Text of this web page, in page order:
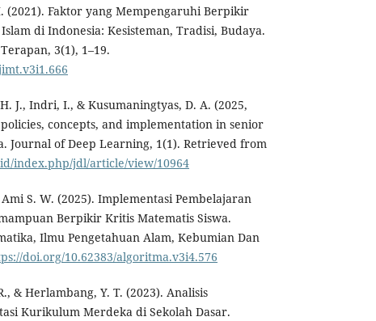
(2021). Faktor yang Mempengaruhi Berpikir
di Indonesia: Kesisteman, Tradisi, Budaya.
3(1), 1–19.
J., Indri, I., & Kusumaningtyas, D. A. (2025,
concepts, and implementation in senior
Journal of Deep Learning, 1(1). Retrieved from
index.php/jdl/article/view/10964
S. W. (2025). Implementasi Pembelajaran
Berpikir Kritis Matematis Siswa.
Ilmu Pengetahuan Alam, Kebumian Dan
doi.org/10.62383/algoritma.v3i4.576
& Herlambang, Y. T. (2023). Analisis
Kurikulum Merdeka di Sekolah Dasar.